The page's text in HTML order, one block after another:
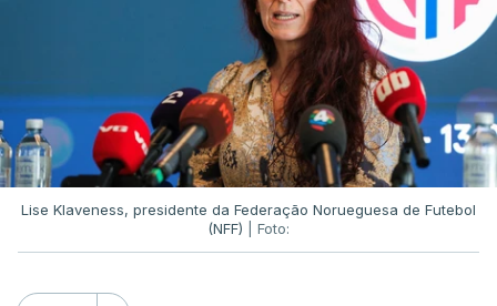
Lise Klaveness, presidente da Federação Norueguesa de Futebol
(NFF)
| Foto: